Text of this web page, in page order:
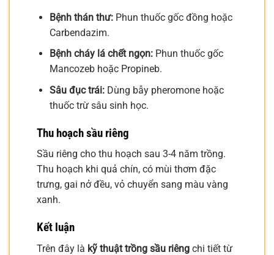
Bệnh thán thư:Phun thuốc gốc đồng hoặc
Carbendazim.
Bệnh cháy lá chết ngọn:Phun thuốc gốc
Mancozeb hoặc Propineb.
Sâu đục trái:Dùng bẫy pheromone hoặc
thuốc trừ sâu sinh học.
Thu hoạch sầu riêng
Sầu riêng cho thu hoạch sau 3-4 năm trồng.
Thu hoạch khi quả chín, có mùi thơm đặc
trưng, gai nở đều, vỏ chuyển sang màu vàng
xanh.
Kết luận
Trên đây là kỹ thuật trồng sầu riêng chi tiết từ